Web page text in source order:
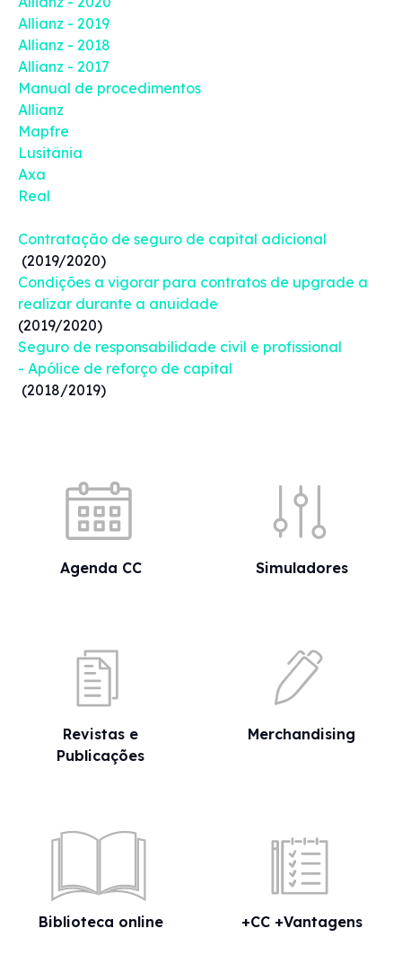
Allianz - 2019
Allianz - 2018
Allianz - 2017
Manual de procedimentos
Allianz
Mapfre
Lusitânia
Axa
Real
Contratação de seguro de capital adicional
(2019/2020)
Condições a vigorar para contratos de upgrade a
realizar durante a anuidade
(2019/2020)
Seguro de responsabilidade civil e profissional
- Apólice de reforço de capital
(2018/2019)
Agenda CC Simuladores
Revistas e
Publicações
Merchandising
Biblioteca online +CC +Vantagens